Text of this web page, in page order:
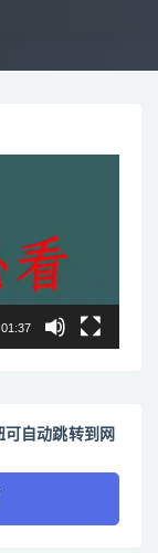
01:37
自动跳转到网